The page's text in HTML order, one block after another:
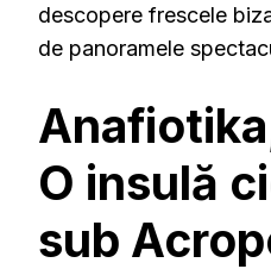
descopere frescele
de panoramele
O insulă
sub